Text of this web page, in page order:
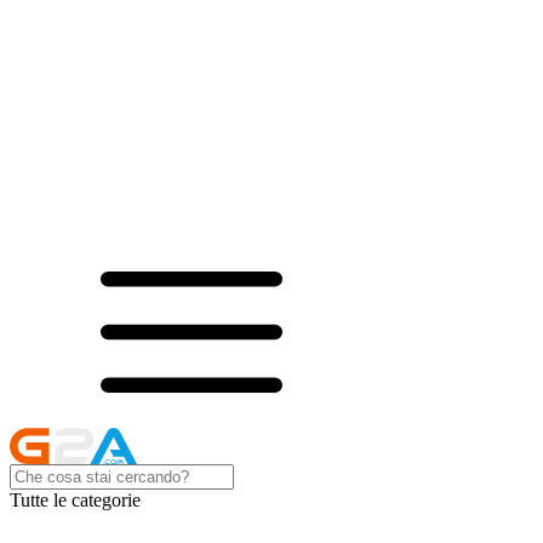
Tutte le categorie